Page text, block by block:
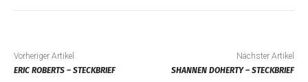
Vorheriger Artikel
ERIC ROBERTS – STECKBRIEF
Nächster Artikel
SHANNEN DOHERTY – STECKBRIEF